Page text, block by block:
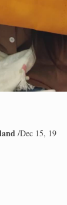
/Dec 15, 19